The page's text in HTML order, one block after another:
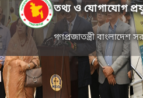
তথ্য ও যোগাযোগ
গণপ্রজাতন্ত্রী বাংলাদেশ